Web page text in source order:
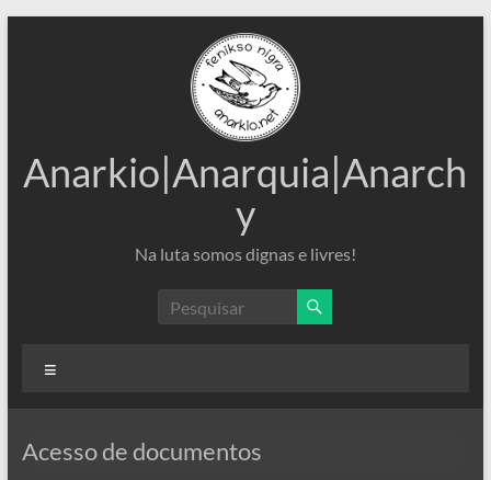
Anarkio|Anarquia|Anarch
y
Na luta somos dignas e livres!
Acesso de documentos